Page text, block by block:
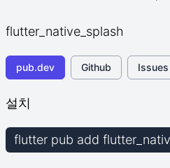
flutter_native_splash
pub.dev Github Issues
설치
flutter pub add